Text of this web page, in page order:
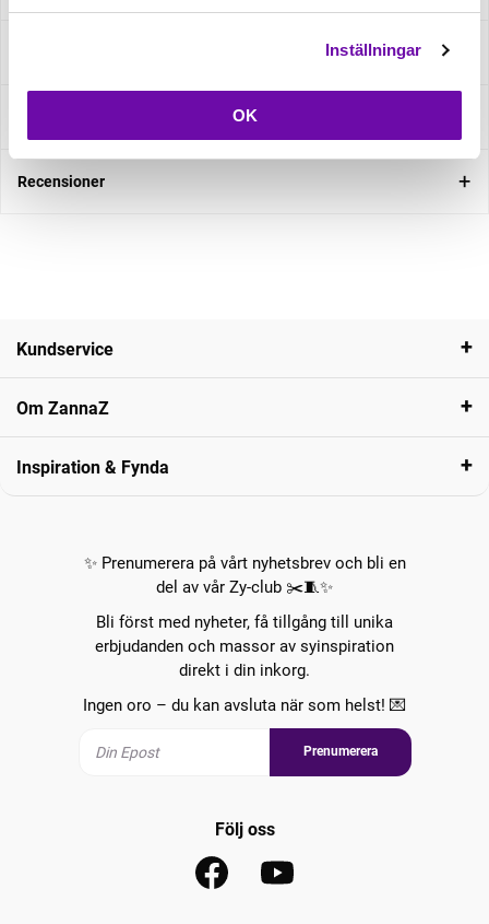
Inställningar
OK
Recensioner
Kundservice
Om ZannaZ
Inspiration & Fynda
✨ Prenumerera på vårt nyhetsbrev och bli en
del av vår Zy-club ✂️🧵✨
Bli först med nyheter, få tillgång till unika
erbjudanden och massor av syinspiration
direkt i din inkorg.
Ingen oro – du kan avsluta när som helst! 💌
Prenumerera
Följ oss